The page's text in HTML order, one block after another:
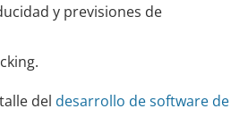
y previsiones de
del desarrollo de software de